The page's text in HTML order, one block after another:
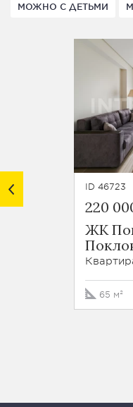
МОЖНО С ДЕТЬМИ
ID 46723
220
ЖК
65 м²